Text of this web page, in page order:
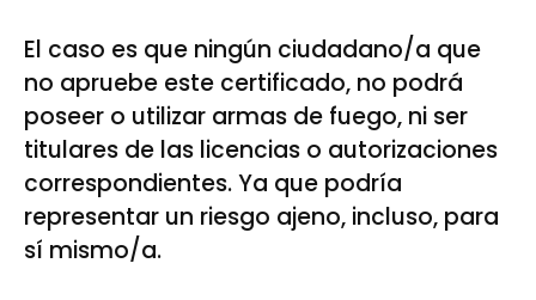
El caso es que ningún ciudadano/a que
no apruebe este certificado, no podrá
poseer o utilizar armas de fuego, ni ser
titulares de las licencias o autorizaciones
correspondientes. Ya que podría
representar un riesgo ajeno, incluso, para
sí mismo/a.